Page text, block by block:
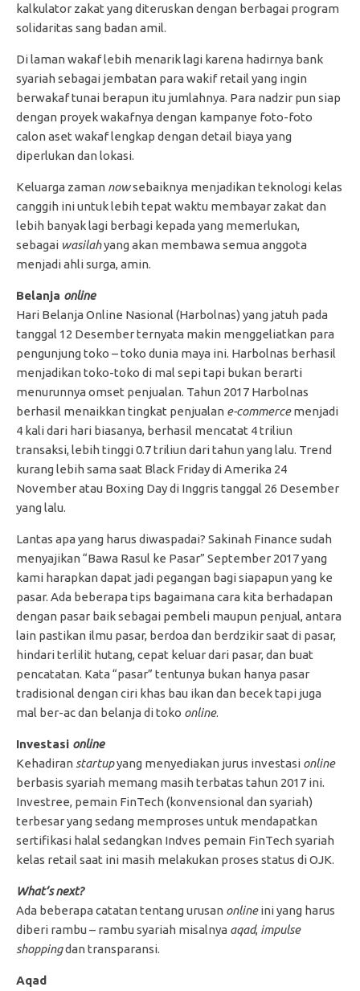
kalkulator zakat yang diteruskan dengan berbagai program
solidaritas sang badan amil.
Di laman wakaf lebih menarik lagi karena hadirnya bank
syariah sebagai jembatan para wakif retail yang ingin
berwakaf tunai berapun itu jumlahnya. Para nadzir pun siap
dengan proyek wakafnya dengan kampanye foto-foto
calon aset wakaf lengkap dengan detail biaya yang
diperlukan dan lokasi.
Keluarga zaman nowsebaiknya menjadikan teknologi kelas
canggih ini untuk lebih tepat waktu membayar zakat dan
lebih banyak lagi berbagi kepada yang memerlukan,
sebagai wasilahyang akan membawa semua anggota
menjadi ahli surga, amin.
Belanja online
Hari Belanja Online Nasional (Harbolnas) yang jatuh pada
tanggal 12 Desember ternyata makin menggeliatkan para
pengunjung toko – toko dunia maya ini. Harbolnas berhasil
menjadikan toko-toko di mal sepi tapi bukan berarti
menurunnya omset penjualan. Tahun 2017 Harbolnas
berhasil menaikkan tingkat penjualan e-commercemenjadi
4 kali dari hari biasanya, berhasil mencatat 4 triliun
transaksi, lebih tinggi 0.7 triliun dari tahun yang lalu. Trend
kurang lebih sama saat Black Friday di Amerika 24
November atau Boxing Day di Inggris tanggal 26 Desember
yang lalu.
Lantas apa yang harus diwaspadai? Sakinah Finance sudah
menyajikan “Bawa Rasul ke Pasar” September 2017 yang
kami harapkan dapat jadi pegangan bagi siapapun yang ke
pasar. Ada beberapa tips bagaimana cara kita berhadapan
dengan pasar baik sebagai pembeli maupun penjual, antara
lain pastikan ilmu pasar, berdoa dan berdzikir saat di pasar,
hindari terlilit hutang, cepat keluar dari pasar, dan buat
pencatatan. Kata “pasar” tentunya bukan hanya pasar
tradisional dengan ciri khas bau ikan dan becek tapi juga
mal ber-ac dan belanja di toko online.
Investasi online
Kehadiran startupyang menyediakan jurus investasi online
berbasis syariah memang masih terbatas tahun 2017 ini.
Investree, pemain FinTech (konvensional dan syariah)
terbesar yang sedang memproses untuk mendapatkan
sertifikasi halal sedangkan Indves pemain FinTech syariah
kelas retail saat ini masih melakukan proses status di OJK.
What’s next?
Ada beberapa catatan tentang urusan onlineini yang harus
diberi rambu – rambu syariah misalnya aqad, impulse
shoppingdan transparansi.
Aqad